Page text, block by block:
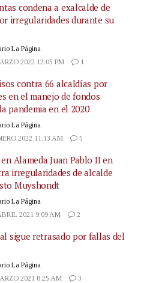
condena a exalcalde de
irregularidades durante su
La Página
2022 12:05 PM
1
contra 66 alcaldías por
en el manejo de fondos
pandemia en el 2020
La Página
2022 11:13 AM
5
Alameda Juan Pablo II en
irregularidades de alcalde
Muyshondt
La Página
2021 9:09 AM
2
sigue retrasado por fallas del
La Página
2021 8:25 AM
3